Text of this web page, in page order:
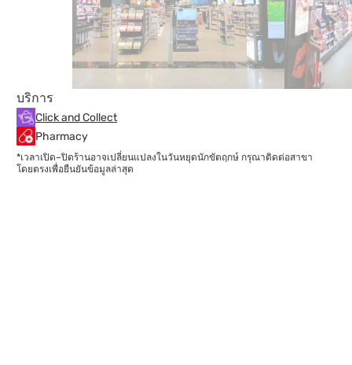
บริการ
Click and Collect
Pharmacy
*เวลาเปิด–ปิดร้านอาจเปลี่ยนแปลงในวันหยุดนักขัตฤกษ์ กรุณาติดต่อสาขา
โดยตรงเพื่อยืนยันข้อมูลล่าสุด